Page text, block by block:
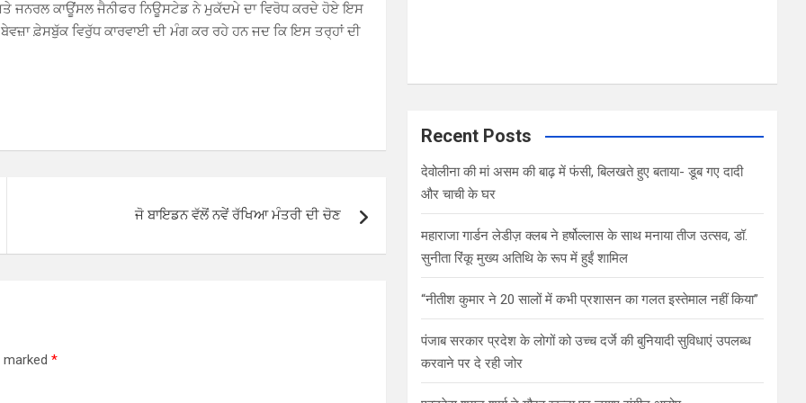
ਜਨਰਲ ਕਾਊਂਸਲ ਜੈਨੀਫਰ ਨਿਊਸਟੇਡ ਨੇ ਮੁਕੱਦਮੇ ਦਾ ਵਿਰੋਧ ਕਰਦੇ ਹੋਏ ਇਸ
ਫ਼ੇਸਬੁੱਕ ਵਿਰੁੱਧ ਕਾਰਵਾਈ ਦੀ ਮੰਗ ਕਰ ਰਹੇ ਹਨ ਜਦ ਕਿ ਇਸ ਤਰ੍ਹਾਂ ਦੀ
ਜੋ ਬਾਇਡਨ ਵੱਲੋਂ ਨਵੇਂ ਰੱਖਿਆ ਮੰਤਰੀ ਦੀ ਚੋਣ
marked *
Recent Posts
देवोलीना की मां असम की बाढ़ में फंसी, बिलखते हुए बताया- डूब गए दादी
और चाची के घर
महाराजा गार्डन लेडीज़ क्लब ने हर्षोल्लास के साथ मनाया तीज उत्सव, डॉ.
सुनीता रिंकू मुख्य अतिथि के रूप में हुईं शामिल
“नीतीश कुमार ने 20 सालों में कभी प्रशासन का गलत इस्तेमाल नहीं किया”
पंजाब सरकार प्रदेश के लोगों को उच्च दर्जे की बुनियादी सुविधाएं उपलब्ध
करवाने पर दे रही जोर